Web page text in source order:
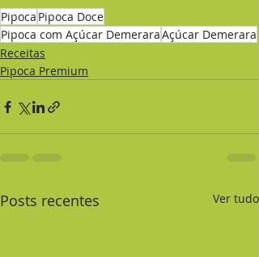
Pipoca Pipoca Doce
Pipoca com Açúcar DemeraraAçúcar Demerara
Receitas
Pipoca Premium
Posts recentes Ver tudo